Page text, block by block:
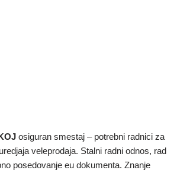
osiguran smestaj – potrebni radnici za
veleprodaja. Stalni radni odnos, rad
posedovanje eu dokumenta. Znanje